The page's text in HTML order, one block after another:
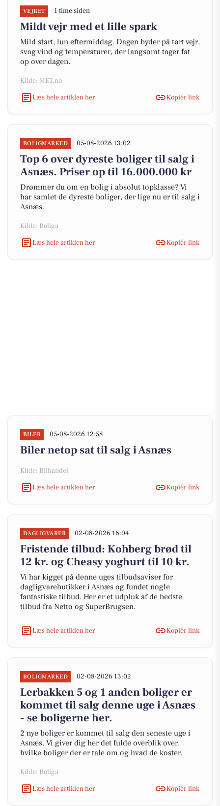
VEJRET 1 time siden
Mildt vejr med et lille spark
Mild start, lun eftermiddag. Dagen byder på tørt vejr,
svag vind og temperaturer, der langsomt tager fat
op over dagen.
Kilde: MET.no
Læs hele artiklen her
Kopiér link
BOLIGMARKED 05-08-2026 13:02
Top 6 over dyreste boliger til salg i
Asnæs. Priser op til 16.000.000 kr
Drømmer du om en bolig i absolut topklasse? Vi
har samlet de dyreste boliger, der lige nu er til salg i
Asnæs.
Kilde: Boliga
Læs hele artiklen her
Kopiér link
BILER 05-08-2026 12:58
Biler netop sat til salg i Asnæs
Kilde: Bilhandel
Læs hele artiklen her
Kopiér link
DAGLIGVARER 02-08-2026 16:04
Fristende tilbud: Kohberg brød til
12 kr. og Cheasy yoghurt til 10 kr.
Vi har kigget på denne uges tilbudsaviser for
dagligvarebutikker i Asnæs og fundet nogle
fantastiske tilbud. Her er et udpluk af de bedste
tilbud fra Netto og SuperBrugsen.
Læs hele artiklen her Kopiér link
BOLIGMARKED 02-08-2026 13:02
Lerbakken 5 og 1 anden boliger er
kommet til salg denne uge i Asnæs
- se boligerne her.
2 nye boliger er kommet til salg den seneste uge i
Asnæs. Vi giver dig her det fulde overblik over,
hvilke boliger der er tale om og hvad de koster.
Kilde: Boliga
Læs hele artiklen her
Kopiér link